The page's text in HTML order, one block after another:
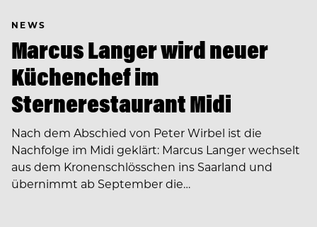
NEWS
Marcus Langer wird neuer
Küchenchef im
Sternerestaurant Midi
Nach dem Abschied von Peter Wirbel ist die
Nachfolge im Midi geklärt: Marcus Langer wechselt
aus dem Kronenschlösschen ins Saarland und
übernimmt ab September die…